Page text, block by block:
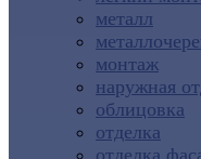
металл
монтаж
наружная
облицовка
отделка
отделка